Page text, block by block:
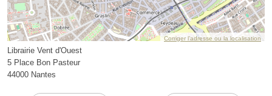
Corriger l’adresse ou la localisation
Librairie Vent d'Ouest
5 Place Bon Pasteur
44000 Nantes